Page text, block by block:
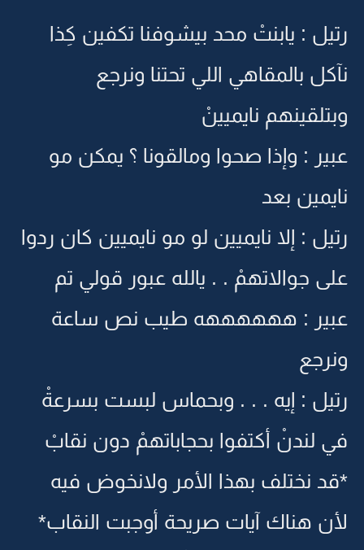
رتيل : يابنتْ محد بيشوفنا تكفين كِذا
نآكل بالمقاهي اللي تحتنا ونرجع
وبتلقينهم نايميينْ
عبير : وإذا صحوا ومالقونا ؟ يمكن مو
نايمين بعد
رتيل : إلا نايميين لو مو نايميين كان ردوا
على جوالاتهمْ . . يالله عبور قولي تم
عبير : ههههههه طيب نص ساعة
ونرجع
رتيل : إيه . . . وبحماس لبست بسرعةْ
في لندنْ أكتفوا بحجاباتهمْ دون نقابْ
*قد نختلف بهذا الأمر ولانخوض فيه
لأن هناك آيات صريحة أوجبت النقاب*